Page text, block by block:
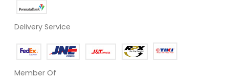
Delivery Service
Member Of